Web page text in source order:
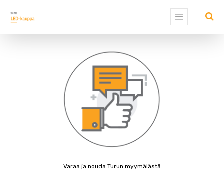
Varaa ja nouda Turun myymälästä
Näytä
kategoriat